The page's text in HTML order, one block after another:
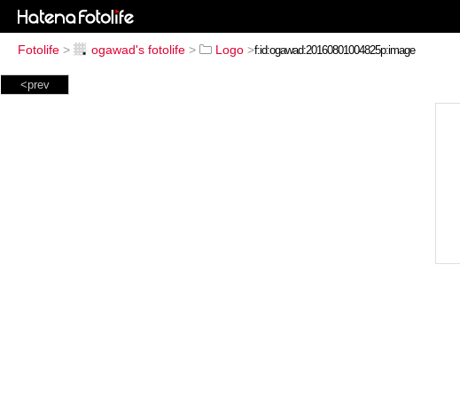
Fotolife > ogawad's fotolife > Logo >
<prev